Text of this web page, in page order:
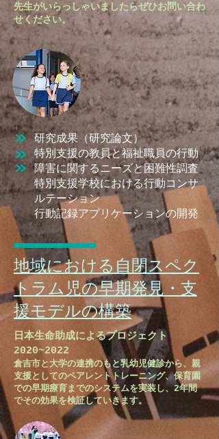
先生がいらっしゃいましたらぜひお問い合わ
せください。
研究成果（研究論文）
​特別支援の教員と福祉職員の行動
障害に関するニーズと困難性調査
特別支援学校における行動コンサ
ルテーション
行動記録アプリケーションの開発
​地域における自閉スペク
トラム児の早期発見・支
援モデルの構築
日本生命助成によるプロジェクト
2020~2022
倉吉市と大学の連携のもと乳幼児健診から、親
支援としてのペアレントトレーニング、保育園
での早期療育までのシステムを実装し、2年間
でその効果を検証していきます。